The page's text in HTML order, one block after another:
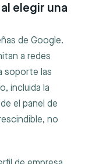
elegir una
de Google.
a redes
soporte las
incluida la
el panel de
no